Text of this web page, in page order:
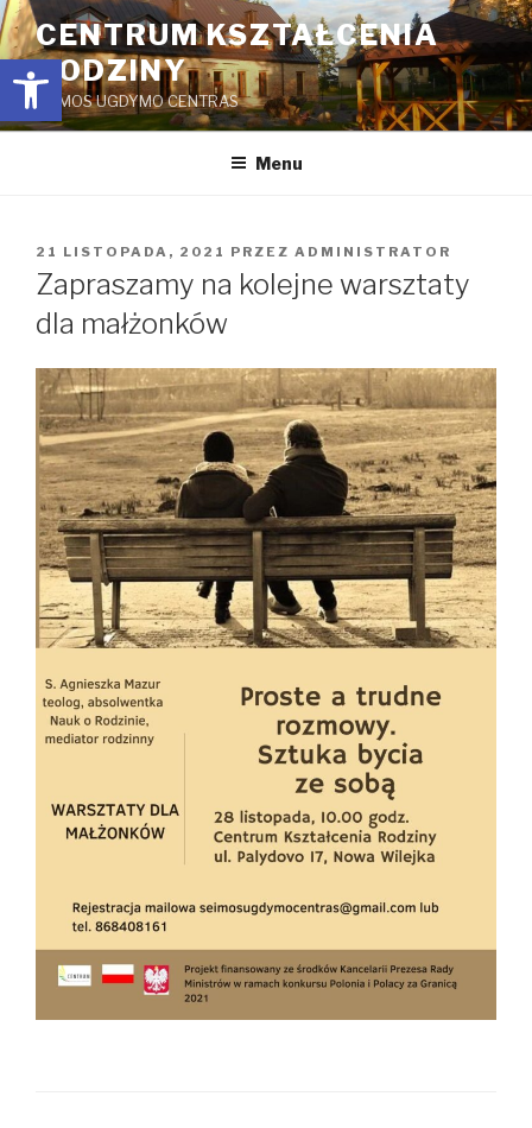
Open toolbar
Przejdź
do
treści
CENTRUM KSZTAŁCENIA
RODZINY
ŠEIMOS UGDYMO CENTRAS
Menu
OPUBLIKOWANE
W
21 LISTOPADA, 2021 PRZEZ ADMINISTRATOR
Zapraszamy na kolejne warsztaty
dla małżonków